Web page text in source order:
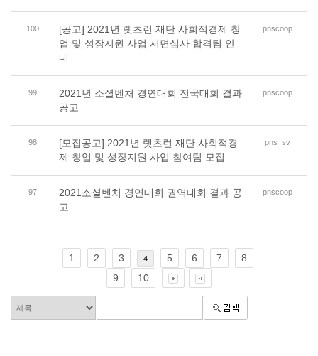
100
[공고] 2021년 렛츠런 재단 사회적경제 창
업 및 성장지원 사업 서면심사 합격팀 안
내
pnscoop
99
2021년 소셜벤처 경연대회 전국대회 결과
공고
pnscoop
98
[모집공고] 2021년 렛츠런 재단 사회적경
제 창업 및 성장지원 사업 참여팀 모집
pns_sv
97
2021소셜벤처 경연대회 권역대회 결과 공
고
pnscoop
1 2 3 4 5 6 7
8
9
10